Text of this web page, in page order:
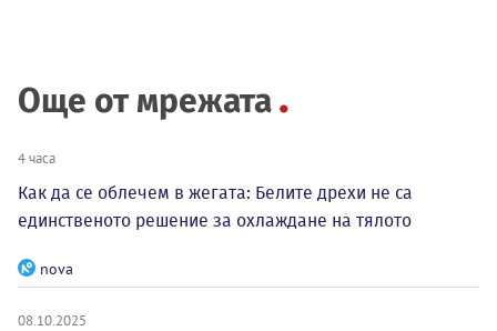
Още от мрежата
4 часа
Как да се облечем в жегата: Белите дрехи не са
единственото решение за охлаждане на тялото
nova
08.10.2025